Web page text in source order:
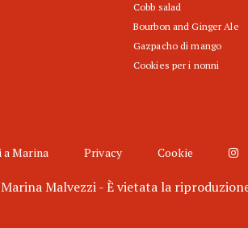
Cobb salad
Bourbon and Ginger Ale
Gazpacho di mango
Cookies per i nonni
a Marina Privacy Cookie
Malvezzi - È vietata la